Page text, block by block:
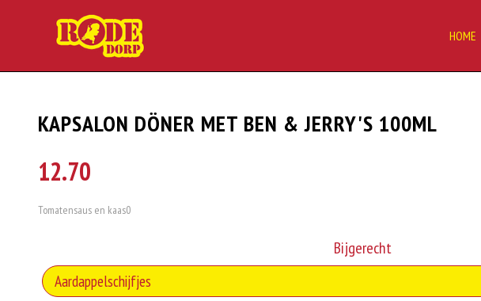
HOME
KAPSALON DÖNER MET BEN & JERRY'S 100ML
12.70
Tomatensaus en kaas0
Bijgerecht